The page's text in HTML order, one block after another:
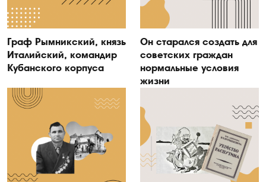
Граф Рымникский, князь
Италийский, командир
Кубанского корпуса
Он старался создать для
советских граждан
нормальные условия
жизни